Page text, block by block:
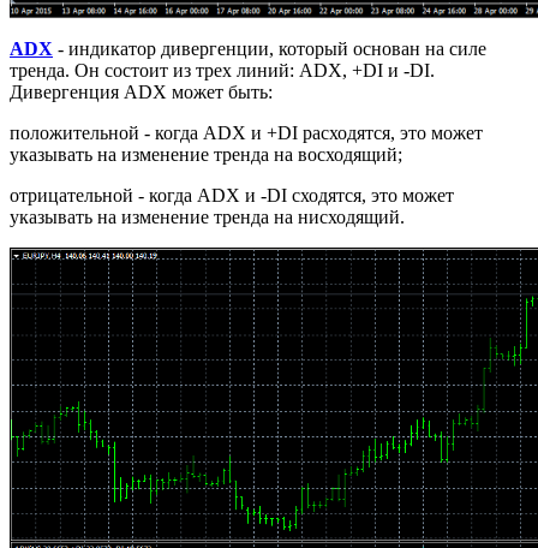
ADX - индикатор дивергенции, который основан на силе
тренда. Он состоит из трех линий: ADX, +DI и -DI.
Дивергенция ADX может быть:
положительной - когда ADX и +DI расходятся, это может
указывать на изменение тренда на восходящий;
отрицательной - когда ADX и -DI сходятся, это может
указывать на изменение тренда на нисходящий.